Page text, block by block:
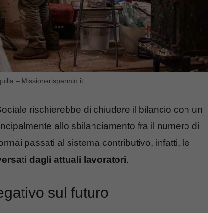
– Missionerisparmio.it
rischierebbe di chiudere il bilancio con un
allo sbilanciamento fra il numero di
passati al sistema contributivo, infatti, le
dagli attuali lavoratori.
sul futuro